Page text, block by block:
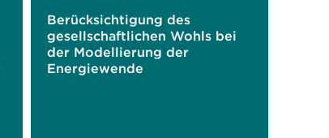
Berücksichtigung des
gesellschaftlichen Wohls bei
der Modellierung der
Energiewende